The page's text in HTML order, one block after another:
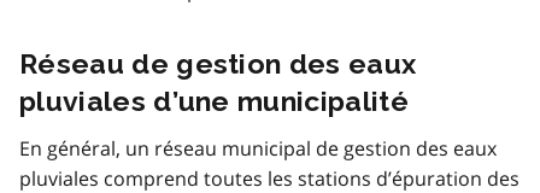
Réseau de gestion des eaux
pluviales d’une municipalité
En général, un réseau municipal de gestion des eaux
pluviales comprend toutes les stations d’épuration des